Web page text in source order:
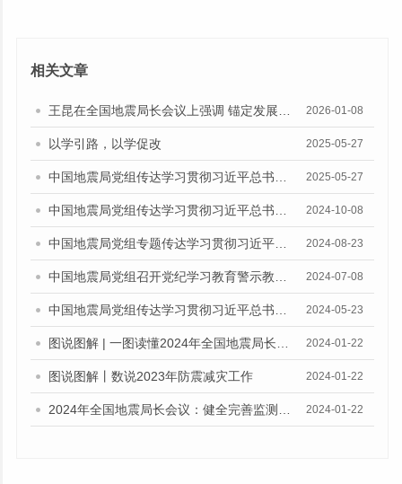
相关文章
王昆在全国地震局长会议上强调 锚定发展目标 把握历史主动 以高水平地震安全服务保障中国式现代化 2026-01-08
以学引路，以学促改 2025-05-27
中国地震局党组传达学习贯彻习近平总书记重要讲话重要批示精神 2025-05-27
中国地震局党组传达学习贯彻习近平总书记重要讲话重要指示精神 2024-10-08
中国地震局党组专题传达学习贯彻习近平总书记重要指示精神 2024-08-23
中国地震局党组召开党纪学习教育警示教育会 2024-07-08
中国地震局党组传达学习贯彻习近平总书记 重要讲话和重要指示精神 2024-05-23
图说图解 | 一图读懂2024年全国地震局长会报告 2024-01-22
图说图解丨数说2023年防震减灾工作 2024-01-22
2024年全国地震局长会议：健全完善监测预报预警业务化体系 2024-01-22